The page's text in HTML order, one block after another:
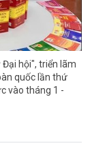
Đại hội", triển lãm
quốc lần thứ
vào tháng 1 -